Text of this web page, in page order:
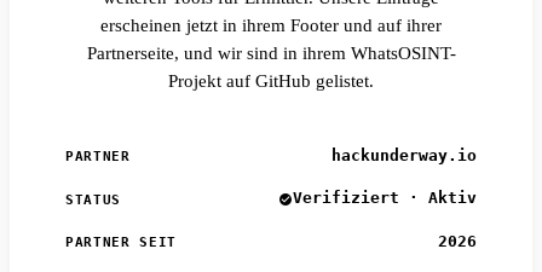
erscheinen jetzt in ihrem Footer und auf ihrer
Partnerseite, und wir sind in ihrem WhatsOSINT-
Projekt auf GitHub gelistet.
PARTNER hackunderway.io
STATUS Verifiziert · Aktiv
PARTNER SEIT 2026